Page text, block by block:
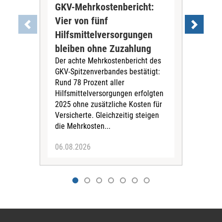
GKV-Mehrkostenbericht:
Vier von fünf
Hilfsmittelversorgungen
bleiben ohne Zuzahlung
Der achte Mehrkostenbericht des
GKV-Spitzenverbandes bestätigt:
Rund 78 Prozent aller
Hilfsmittelversorgungen erfolgten
2025 ohne zusätzliche Kosten für
Versicherte. Gleichzeitig steigen
die Mehrkosten...
06.08.2026